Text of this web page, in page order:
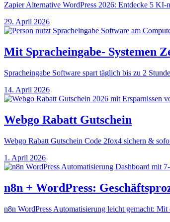
Zapier Alternative WordPress 2026: Entdecke 5
29. April 2026
Mit Spracheingabe- Systemen
Spracheingabe Software spart täglich bis zu 2
14. April 2026
Webgo Rabatt Gutschein
Webgo Rabatt Gutschein Code 2fox4 sichern &
1. April 2026
n8n + WordPress:
n8n WordPress Automatisierung leicht gemacht: